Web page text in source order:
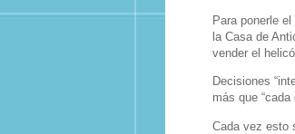
Para ponerle
la Casa de
vender el
Decisiones
más que
Cada vez esto